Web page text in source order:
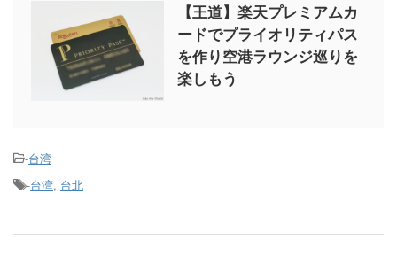
【王道】楽天プレミアムカ
ードでプライオリティパス
を作り空港ラウンジ巡りを
楽しもう
-台湾
-台湾, 台北